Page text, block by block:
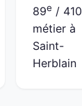
89e / 410
métier à
Saint-
Herblain